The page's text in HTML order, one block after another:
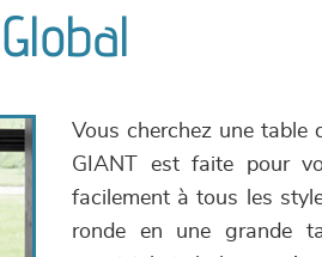
Vous cherchez une table
GIANT est faite pour
facilement à tous les
ronde en une grande